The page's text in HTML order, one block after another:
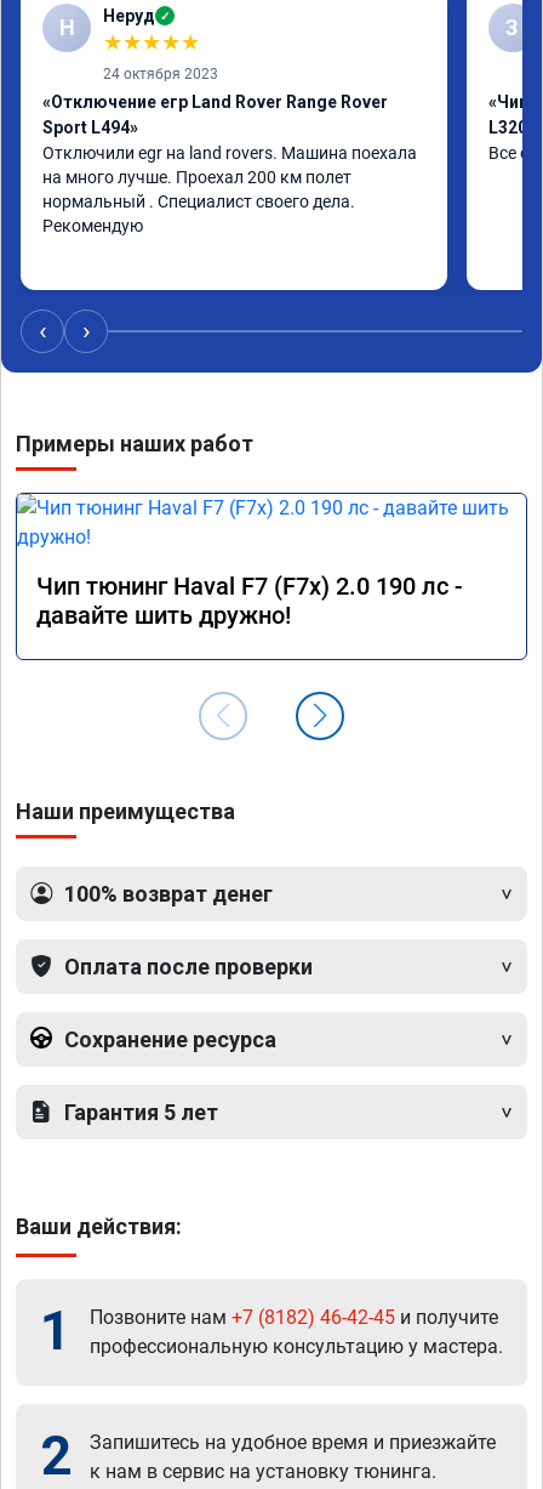
Н Неруд ✓
★★★★★
24 октября 2023
«Отключение егр Land Rover Range Rover
Sport L494»
Отключили egr на land rovers. Машина поехала
на много лучше. Проехал 200 км полет
нормальный . Специалист своего дела.
Рекомендую
З
«Чип
L320»
Все
‹ ›
Примеры наших работ
Чип тюнинг Haval F7 (F7x) 2.0 190 лс -
давайте шить дружно!
Наши преимущества
100% возврат денег
Оплата после проверки
Сохранение ресурса
Гарантия 5 лет
Ваши действия:
1 Позвоните нам +7 (8182) 46-42-45 и получите
профессиональную консультацию у мастера.
2
Запишитесь на удобное время и приезжайте
к нам в сервис на установку тюнинга.